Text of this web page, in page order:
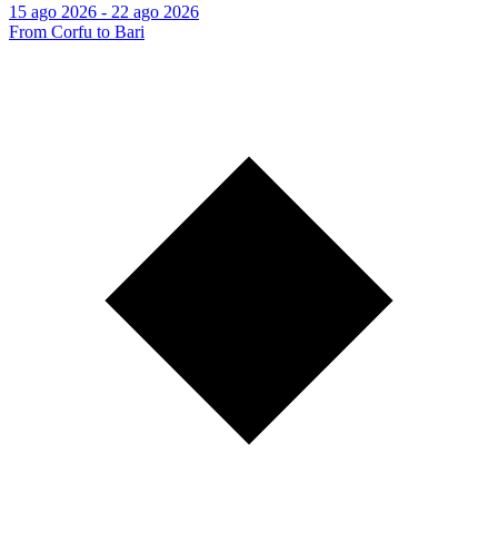
15 ago 2026 - 22 ago 2026
From Corfu to Bari